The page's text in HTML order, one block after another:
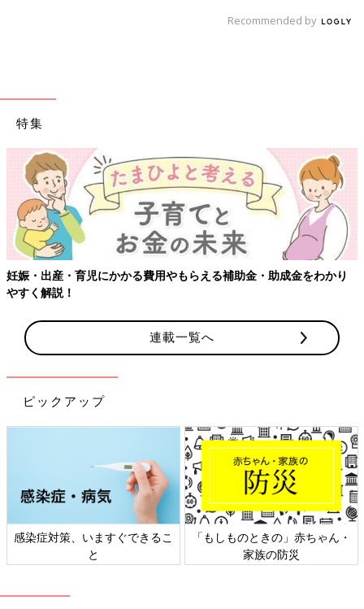
Recommended by
特集
妊娠・出産・育児にかかる費用やもらえる補助金・助成金をわかり
やすく解説！
連載一覧へ
ピックアップ
感染症対策、いますぐできるこ
と
「もしものときの」赤ちゃん・
家族の防災